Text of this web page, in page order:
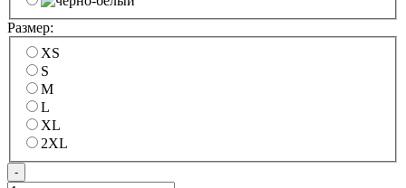
Размер:
XS
S
M
L
XL
2XL
-